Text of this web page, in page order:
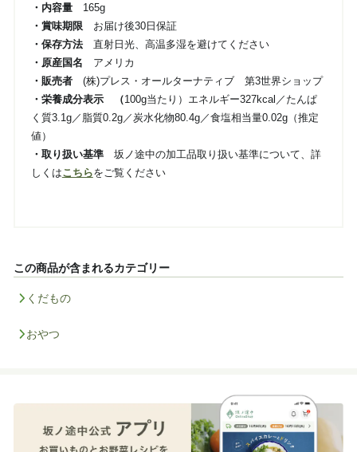
・内容量165g
・賞味期限 お届け後30日保証
・保存方法直射日光、高温多湿を避けてください
・原産国名 アメリカ
・販売者(株)プレス・オールターナティブ 第3世界ショップ
・栄養成分表示 （100g当たり）エネルギー327kcal／たんぱ
く質3.1g／脂質0.2g／炭水化物80.4g／食塩相当量0.02g（推定
値）
・取り扱い基準坂ノ途中の加工品取り扱い基準について、詳
しくはこちらをご覧ください
この商品が含まれるカテゴリー
くだもの
おやつ